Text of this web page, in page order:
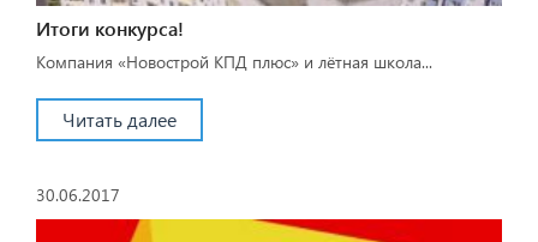
Итоги конкурса!
Компания «Новострой КПД плюс» и лётная школа...
Читать далее
30.06.2017